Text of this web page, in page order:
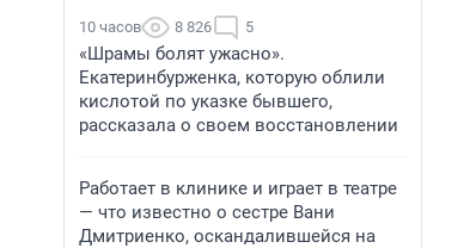
10 часов 8 826 5
«Шрамы болят ужасно».
Екатеринбурженка, которую облили
кислотой по указке бывшего,
рассказала о своем восстановлении
Работает в клинике и играет в театре
— что известно о сестре Вани
Дмитриенко, оскандалившейся на